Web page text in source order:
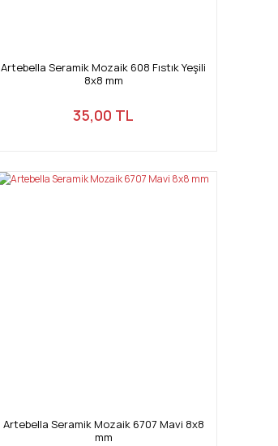
Artebella Seramik Mozaik 608 Fıstık Yeşili
8x8 mm
35,00 TL
Artebella Seramik Mozaik 6707 Mavi 8x8
mm